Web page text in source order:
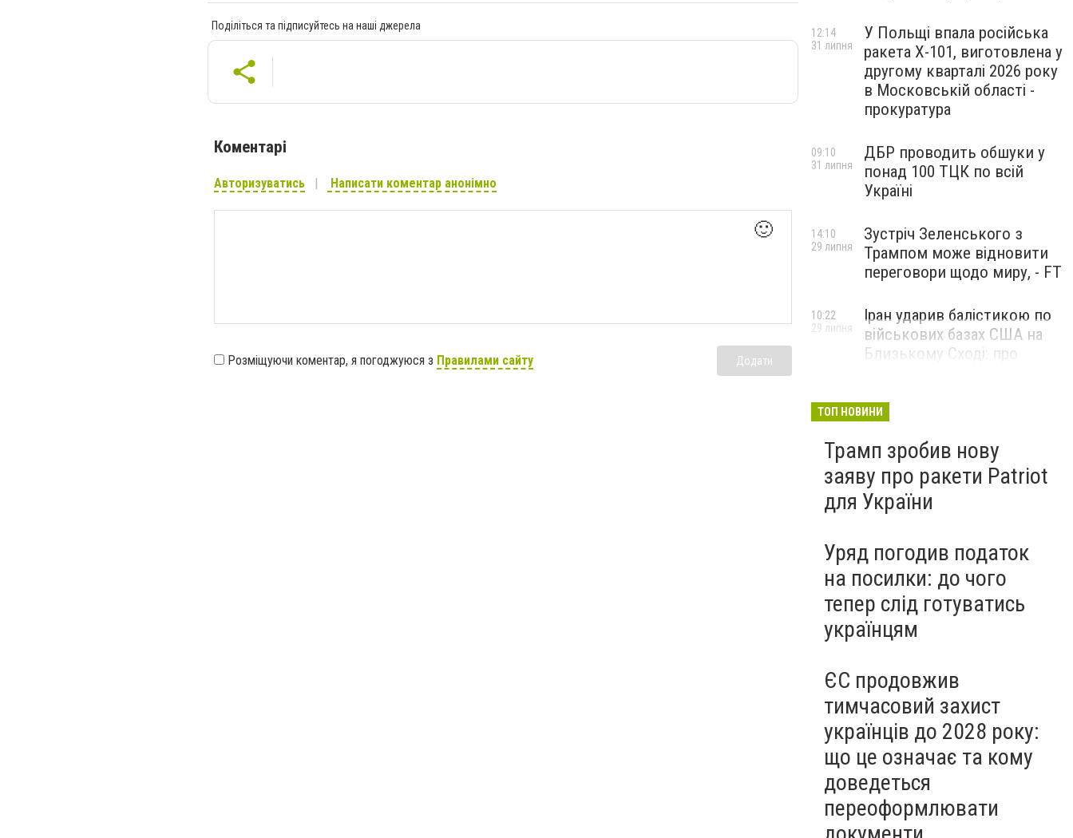
Поділіться та підписуйтесь на наші джерела
Коментарі
Авторизуватись Написати коментар анонімно
🙂
Розміщуючи коментар, я погоджуюся з Правилами сайту Додати
У Польщі впала російська
ракета X-101, виготовлена у
другому кварталі 2026 року
в Московській області -
прокуратура
12:14
31 липня
ДБР проводить обшуки у
понад 100 ТЦК по всій
Україні
09:10
31 липня
Зустріч Зеленського з
Трампом може відновити
переговори щодо миру, - FT
14:10
29 липня
Іран ударив балістикою по
військових базах США на
Близькому Сході: про
10:22
29 липня
ТОП НОВИНИ
Трамп зробив нову
заяву про ракети Patriot
для України
Уряд погодив податок
на посилки: до чого
тепер слід готуватись
українцям
ЄС продовжив
тимчасовий захист
українців до 2028 року:
що це означає та кому
доведеться
переоформлювати